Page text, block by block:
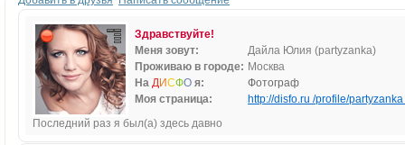
Здравствуйте!
Меня зовут:
Дайла Юлия (partyzanka)
Проживаю в городе: Москва
На ДИСФО я:
Фотограф
Моя страница:
http://disfo.ru /profile/partyzanka
Последний раз я был(а) здесь давно